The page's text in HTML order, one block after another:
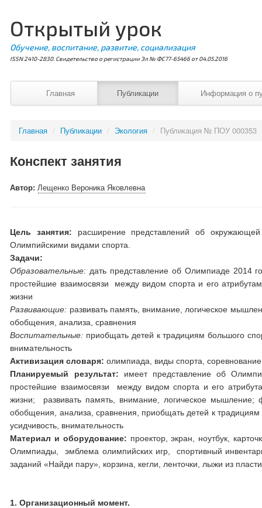
Открытый урок
Обучение, воспитание, развитие, социализация
ISSN 2410-2830. Свидетельство о регистрации Эл № ФС77-65466 от 04.05.2016
Главная Публикации Информация о
Главная / Публикации / Экология / Публикация № ПОУ 000353
Конспект занятия
Автор:Лещенко Вероника Яковлевна
Цель занятия: расширение представлений об
Олимпийскими видами спорта.
Задачи:
Образовательные: дать представление об Олимпиаде 2014
простейшие взаимосвязи между видом спорта и его
жизни
Развивающие: развивать память, внимание, логическое
обобщения, анализа, сравнения
Воспитательные: приобщать детей к традициям большого
внимательность
Активизация словаря: олимпиада, виды спорта,
Планируемый результат: имеет представление об
простейшие взаимосвязи между видом спорта и его
жизни;
развивать память, внимание, логическое
обобщения, анализа, сравнения,
приобщать детей к традициям
усидчивость, внимательность
Материал и оборудование: проектор, экран, ноутбук,
Олимпиады, эмблема олимпийских игр, спортивный
заданий «Найди пару», корзина, кегли, ленточки, лыжи из
1. Организационный момент.